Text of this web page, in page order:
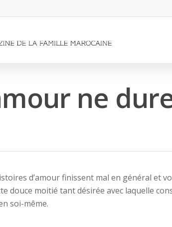
ne
d’amour finissent mal en général et
douce moitié tant désirée avec laquelle
soi-même.